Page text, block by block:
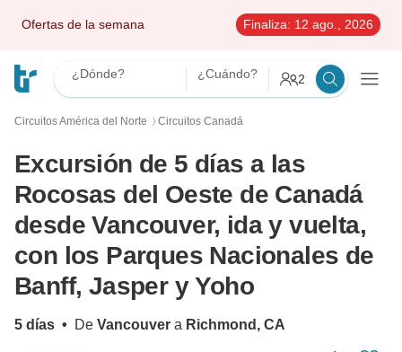
Ofertas de la semana Finaliza: 12 ago., 2026
¿Dónde? ¿Cuándo? 2
Circuitos América del Norte 〉 Circuitos Canadá
Excursión de 5 días a las
Rocosas del Oeste de Canadá
desde Vancouver, ida y vuelta,
con los Parques Nacionales de
Banff, Jasper y Yoho
5 días • De Vancouver a Richmond, CA